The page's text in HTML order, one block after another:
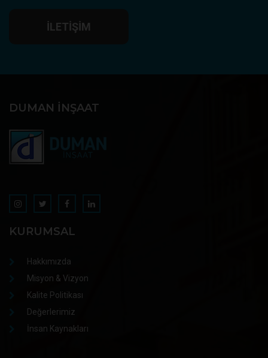
İLETIŞIM
DUMAN İNŞAAT
KURUMSAL
Hakkımızda
Misyon & Vizyon
Kalite Politikası
Değerlerimiz
İnsan Kaynakları